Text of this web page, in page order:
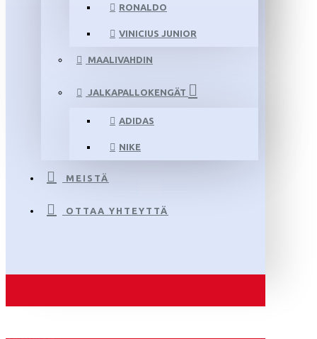
RONALDO
VINICIUS JUNIOR
MAALIVAHDIN
JALKAPALLOKENGÄT
ADIDAS
NIKE
MEISTÄ
OTTAA YHTEYTTÄ